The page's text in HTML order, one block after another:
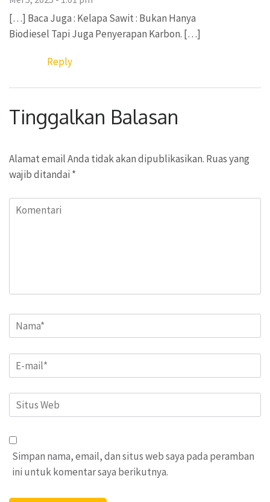
[…] Baca Juga : Kelapa Sawit : Bukan Hanya
Biodiesel Tapi Juga Penyerapan Karbon. […]
Reply
Tinggalkan Balasan
Alamat email Anda tidak akan dipublikasikan. Ruas yang
wajib ditandai *
Komentari
Name*
Email*
Situs
Web
Simpan nama, email, dan situs web saya pada peramban
ini untuk komentar saya berikutnya.